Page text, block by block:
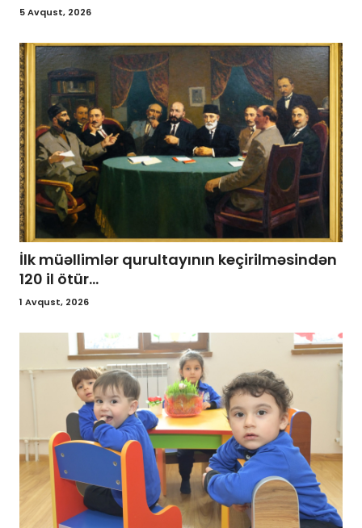
5 Avqust, 2026
İlk müəllimlər qurultayının keçirilməsindən
120 il ötür...
1 Avqust, 2026